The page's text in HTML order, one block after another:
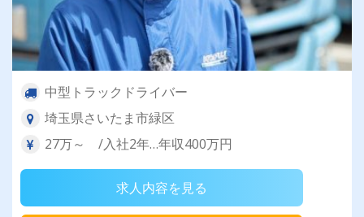
中型トラックドライバー
埼玉県さいたま市緑区
27万～ /入社2年…年収400万円
求人内容を見る